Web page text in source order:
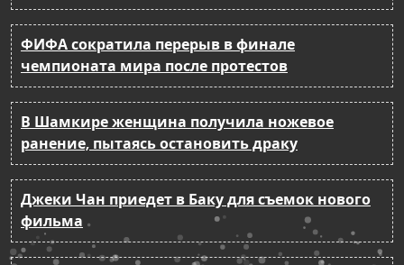
ФИФА сократила перерыв в финале
чемпионата мира после протестов
В Шамкире женщина получила ножевое
ранение, пытаясь остановить драку
Джеки Чан приедет в Баку для съемок нового
фильма